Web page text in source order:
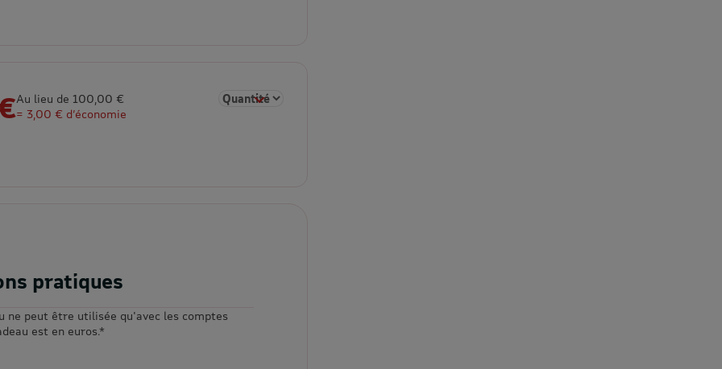
Au lieu de 100,00 €
= 3,00 € d’économie
Sélectionner la quantité pour E-carte cadeau 100€
pratiques
ne peut être utilisée qu'avec les comptes
est en euros.*